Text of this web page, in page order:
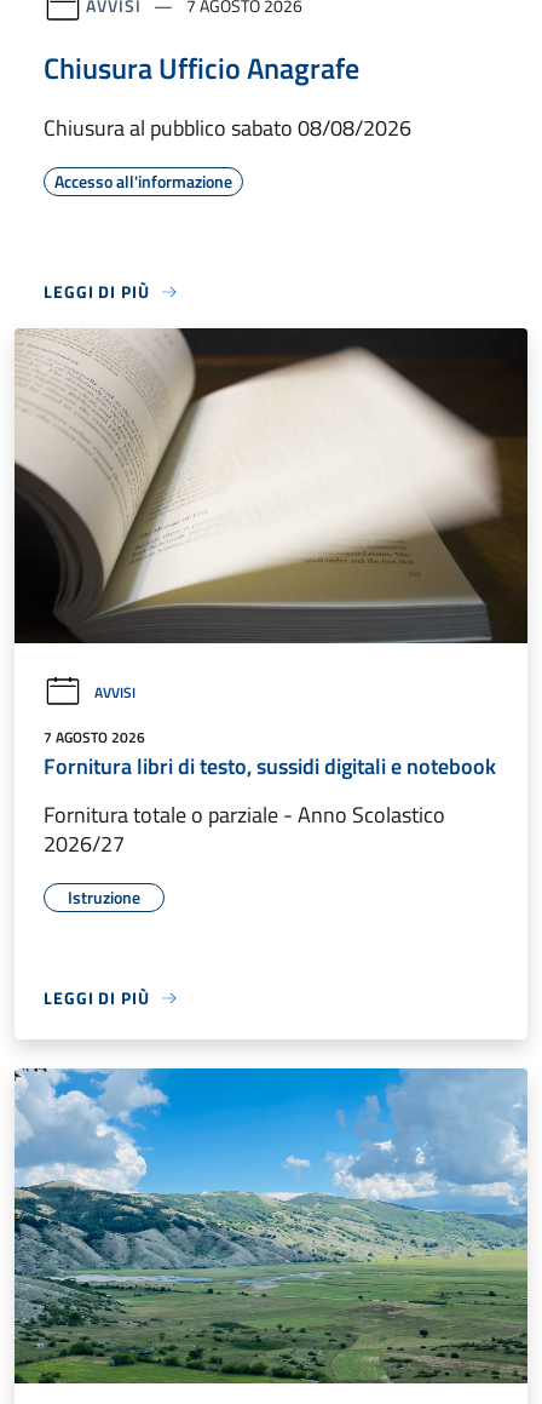
Chiusura Ufficio Anagrafe
Chiusura al pubblico sabato 08/08/2026
Accesso all'informazione
LEGGI DI PIÙ
AVVISI
7 AGOSTO 2026
Fornitura libri di testo, sussidi digitali e notebook
Fornitura totale o parziale - Anno Scolastico
2026/27
Istruzione
LEGGI DI PIÙ